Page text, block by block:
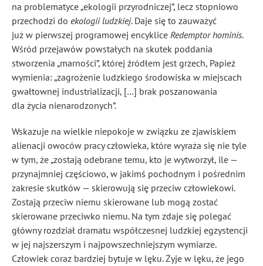
na problematyce „ekologii przyrodniczej”, lecz stopniowo
przechodzi do ekologii ludzkiej. Daje się to zauważyć
już w pierwszej programowej encyklice Redemptor hominis.
Wśród przejawów powstałych na skutek poddania
stworzenia „marności”, której źródłem jest grzech, Papież
wymienia: „zagrożenie ludzkiego środowiska w miejscach
gwałtownej industrializacji, […] brak poszanowania
dla życia nienarodzonych”.
Wskazuje na wielkie niepokoje w związku ze zjawiskiem
alienacji owoców pracy człowieka, które wyraża się nie tyle
w tym, że „zostają odebrane temu, kto je wytworzył, ile —
przynajmniej częściowo, w jakimś pochodnym i pośrednim
zakresie skutków — skierowują się przeciw człowiekowi.
Zostają przeciw niemu skierowane lub mogą zostać
skierowane przeciwko niemu. Na tym zdaje się polegać
główny rozdział dramatu współczesnej ludzkiej egzystencji
w jej najszerszym i najpowszechniejszym wymiarze.
Człowiek coraz bardziej bytuje w lęku. Żyje w lęku, że jego